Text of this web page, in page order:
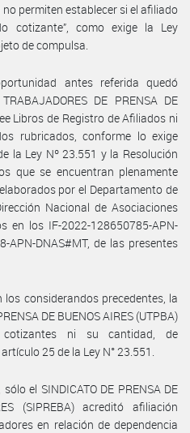
permiten establecer si el afiliado
cotizante”, como exige la Ley
de compulsa.
antes referida quedó
DE PRENSA DE
Libros de Registro de Afiliados ni
rubricados, conforme lo exige
la Ley Nº 23.551 y la Resolución
que se encuentran plenamente
por el Departamento de
Nacional de Asociaciones
en los IF-2022-128650785-APN-
APN-DNAS#MT, de las presentes
considerandos precedentes, la
DE BUENOS AIRES (UTPBA)
ni su cantidad, de
25 de la Ley N° 23.551.
el SINDICATO DE PRENSA DE
(SIPREBA) acreditó afiliación
en relación de dependencia